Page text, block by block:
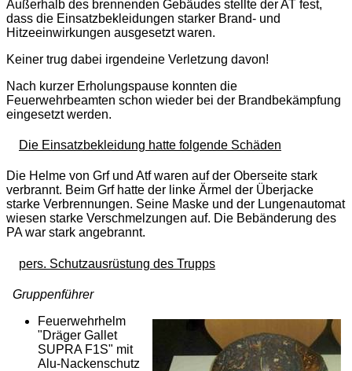
Außerhalb des brennenden Gebäudes stellte der AT fest,
dass die Einsatzbekleidungen starker Brand- und
Hitzeeinwirkungen ausgesetzt waren.
Keiner trug dabei irgendeine Verletzung davon!
Nach kurzer Erholungspause konnten die
Feuerwehrbeamten schon wieder bei der Brandbekämpfung
eingesetzt werden.
Die Einsatzbekleidung hatte folgende Schäden
Die Helme von Grf und Atf waren auf der Oberseite stark
verbrannt. Beim Grf hatte der linke Ärmel der Überjacke
starke Verbrennungen. Seine Maske und der Lungenautomat
wiesen starke Verschmelzungen auf. Die Bebänderung des
PA war stark angebrannt.
pers. Schutzausrüstung des Trupps
Gruppenführer
Feuerwehrhelm
"Dräger Gallet
SUPRA F1S" mit
Alu-Nackenschutz